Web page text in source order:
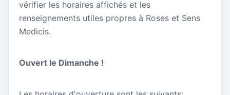
vérifier les horaires affichés et les
renseignements utiles propres à Roses et Sens
Medicis.
Ouvert le Dimanche !